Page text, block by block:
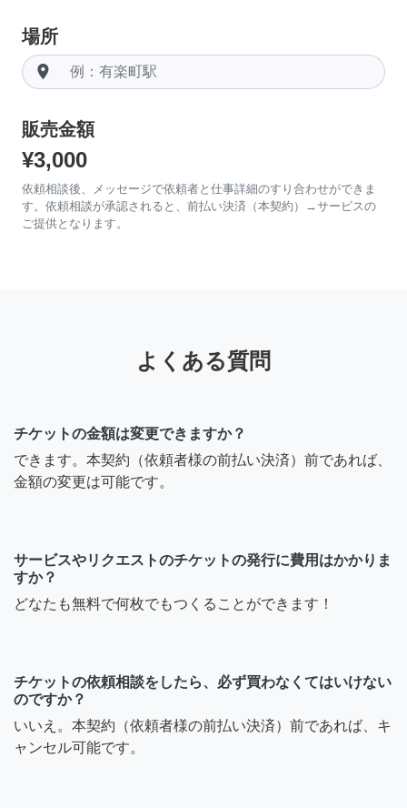
場所
room
販売金額
¥3,000
依頼相談後、メッセージで依頼者と仕事詳細のすり合わせができま
す。依頼相談が承認されると、前払い決済（本契約）→サービスの
ご提供となります。
よくある質問
チケットの金額は変更できますか？
できます。本契約（依頼者様の前払い決済）前であれば、
金額の変更は可能です。
サービスやリクエストのチケットの発行に費用はかかりま
すか？
どなたも無料で何枚でもつくることができます！
チケットの依頼相談をしたら、必ず買わなくてはいけない
のですか？
いいえ。本契約（依頼者様の前払い決済）前であれば、キ
ャンセル可能です。